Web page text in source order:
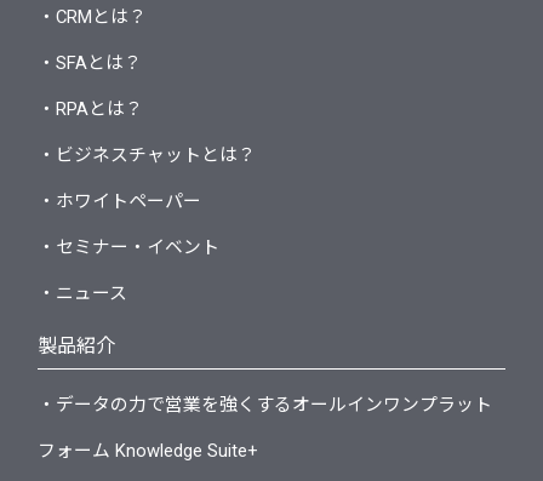
・CRMとは？
・SFAとは？
・RPAとは？
・ビジネスチャットとは？
・ホワイトペーパー
・セミナー・イベント
・ニュース
製品紹介
・データの力で営業を強くするオールインワンプラット
フォーム Knowledge Suite+